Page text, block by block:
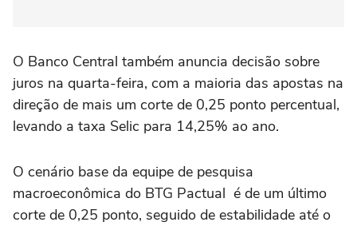
O Banco Central também anuncia decisão sobre
juros na quarta-feira, com a maioria das apostas na
direção de mais um corte de 0,25 ponto percentual,
levando a taxa Selic para 14,25% ao ano.
O cenário base da equipe de pesquisa
macroeconômica do BTG Pactual é de um último
corte de 0,25 ponto, seguido de estabilidade até o